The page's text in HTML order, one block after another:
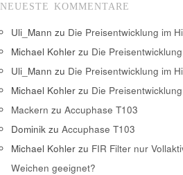
NEUESTE KOMMENTARE
Uli_Mann zu Die Preisentwicklung im
Michael Kohler zu Die
Uli_Mann zu Die Preisentwicklung im
Michael Kohler zu Die
Mackern zu Accuphase T103
Dominik zu Accuphase T103
Michael Kohler zu FIR Filter nur
Weichen geeignet?